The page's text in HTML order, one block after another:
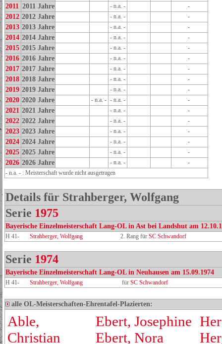
2011 2011 Jahre - n.a. - -
2012 2012 Jahre - n.a. - -
2013 2013 Jahre - n.a. - -
2014 2014 Jahre - n.a. - -
2015 2015 Jahre - n.a. - -
2016 2016 Jahre - n.a. - -
2017 2017 Jahre - n.a. - -
2018 2018 Jahre - n.a. - -
2019 2019 Jahre - n.a. - -
2020 2020 Jahre - n.a. - - n.a. - -
2021 2021 Jahre - n.a. - -
2022 2022 Jahre - n.a. - -
2023 2023 Jahre - n.a. - -
2024 2024 Jahre - n.a. - -
2025 2025 Jahre - n.a. - -
2026 2026 Jahre - n.a. -
-
- n.a. - : Meisterschaft wurde nicht ausgetragen
Details für Strahberger, Wolfgang
Serie 1975
Bayerische Einzelmeisterschaft Lang-OL in Ast bei Landshut am
H 41- Strahberger, Wolfgang 2. Rang für SC Schwandorf
Serie 1974
Bayerische Einzelmeisterschaft Lang-OL in Neuhausen am 15.09.1974
H 41- Strahberger, Wolfgang für SC Schwandorf
alle OL-Meisterschaften-Ehrentafel-Plazierten:
Able,
Christian
Ebert, Josephine
Ebert, Nora